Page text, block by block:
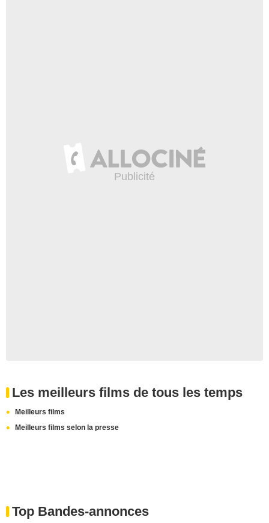
Les meilleurs films de tous les temps
Meilleurs films
Meilleurs films selon la presse
Top Bandes-annonces